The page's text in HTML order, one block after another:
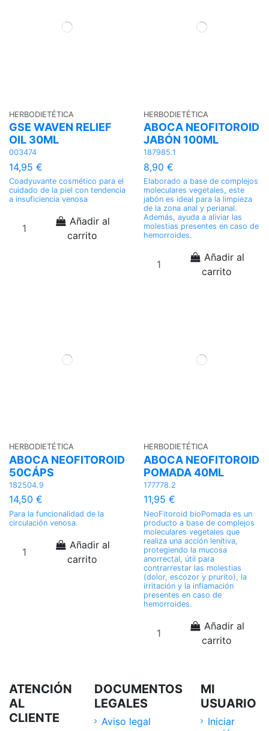
HERBODIETÉTICA
GSE WAVEN RELIEF
OIL 30ML
003474
14,95 €
Coadyuvante cosmético para el
cuidado de la piel con tendencia
a insuficiencia venosa
Añadir al
carrito
HERBODIETÉTICA
ABOCA NEOFITOROID
JABÓN 100ML
187985.1
8,90 €
Elaborado a base de complejos
moleculares vegetales, este
jabón es ideal para la limpieza
de la zona anal y perianal.
Además, ayuda a aliviar las
molestias presentes en caso de
hemorroides.
Añadir al
carrito
HERBODIETÉTICA
ABOCA NEOFITOROID
50CÁPS
182504.9
14,50 €
Para la funcionalidad de la
circulación venosa.
Añadir al
carrito
HERBODIETÉTICA
ABOCA NEOFITOROID
POMADA 40ML
177778.2
11,95 €
NeoFitoroid bioPomada es un
producto a base de complejos
moleculares vegetales que
realiza una acción lenitiva,
protegiendo la mucosa
anorrectal, útil para
contrarrestar las molestias
(dolor, escozor y prurito), la
irritación y la inflamación
presentes en caso de
hemorroides.
Añadir al
carrito
ATENCIÓN
AL
CLIENTE
DOCUMENTOS
LEGALES
Aviso legal
MI
USUARIO
Iniciar